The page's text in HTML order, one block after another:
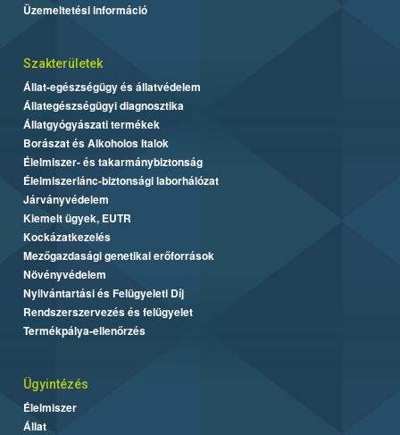
Üzemeltetési információ
Szakterületek
Állat-egészségügy és állatvédelem
Állategészségügyi diagnosztika
Állatgyógyászati termékek
Borászat és Alkoholos Italok
Élelmiszer- és takarmánybiztonság
Élelmiszerlánc-biztonsági laborhálózat
Járványvédelem
Kiemelt ügyek, EUTR
Kockázatkezelés
Mezőgazdasági genetikai erőforrások
Növényvédelem
Nyilvántartási és Felügyeleti Díj
Rendszerszervezés és felügyelet
Termékpálya-ellenőrzés
Ügyintézés
Élelmiszer
Állat